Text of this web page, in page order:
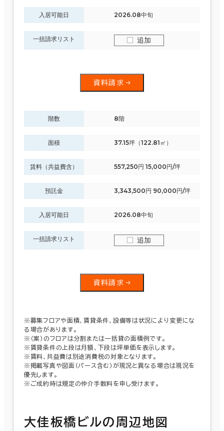
入居可能日 2026.08中旬
一括請求リスト 追加
資料請求
階数 8階
面積 37.15坪（122.81㎡）
賃料（共益費含） 557,250円 15,000円/坪
預託金 3,343,500円 90,000円/坪
入居可能日 2026.08中旬
一括請求リスト 追加
資料請求
※募集フロアや面積、賃貸条件、設備等は状況により変更にな
る場合があります。
※（案）のフロアは分割または一括貸の面積例です。
※賃貸条件の上段は月額、下段は坪単価を表示します。
※賃料、共益費は別途消費税の対象となります。
※掲載写真や図面（パース含む）が現況と異なる場合は現況を
優先します。
※ご成約時は規定の仲介手数料を申し受けます。
大佳板橋ビルの周辺地図